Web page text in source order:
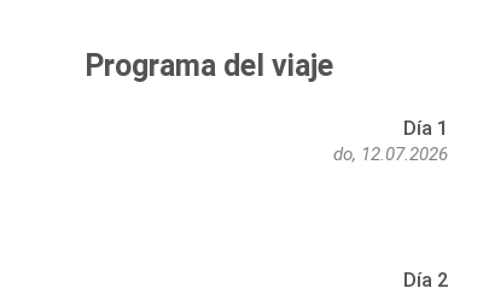
Programa del viaje
Día 1
do, 12.07.2026
Día 2